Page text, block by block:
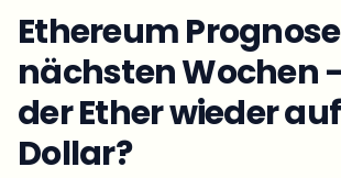
Ethereum
nächsten Wochen
der Ether wieder
Dollar?